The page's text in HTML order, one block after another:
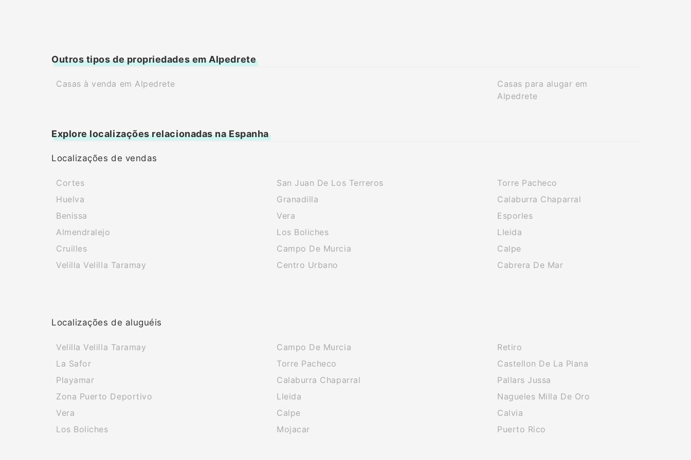
Outros tipos de propriedades em Alpedrete
Casas à venda em Alpedrete
Casas para alugar em
Alpedrete
Explore localizações relacionadas na Espanha
Localizações de vendas
Cortes
Huelva
Benissa
Almendralejo
Cruilles
Velilla Velilla Taramay
San Juan De Los Terreros
Granadilla
Vera
Los Boliches
Campo De Murcia
Centro Urbano
Torre Pacheco
Calaburra Chaparral
Esporles
Lleida
Calpe
Cabrera De Mar
Localizações de aluguéis
Velilla Velilla Taramay
La Safor
Playamar
Zona Puerto Deportivo
Vera
Los Boliches
Campo De Murcia
Torre Pacheco
Calaburra Chaparral
Lleida
Calpe
Mojacar
Retiro
Castellon De La Plana
Pallars Jussa
Nagueles Milla De Oro
Calvia
Puerto Rico